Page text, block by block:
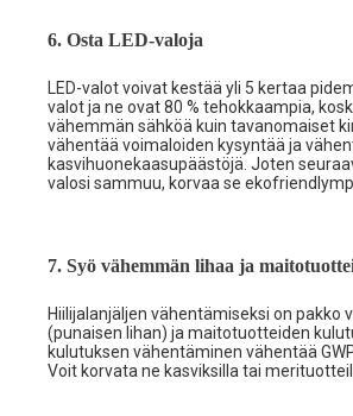
6. Osta LED-valoja
LED-valot voivat kestää yli 5 kertaa
valot ja ne ovat 80 % tehokkaampia,
vähemmän sähköä kuin tavanomaiset
vähentää voimaloiden kysyntää ja
kasvihuonekaasupäästöjä. Joten
valosi sammuu, korvaa se
7. Syö vähemmän lihaa ja
Hiilijalanjäljen vähentämiseksi on pakko
(punaisen lihan) ja maitotuotteiden
kulutuksen vähentäminen vähentää
Voit korvata ne kasviksilla tai